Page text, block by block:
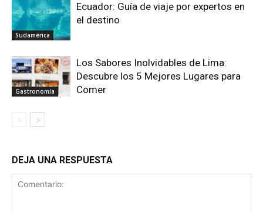
Sudamérica
Ecuador: Guía de viaje por expertos en
el destino
Gastronomía
Los Sabores Inolvidables de Lima:
Descubre los 5 Mejores Lugares para
Comer
DEJA UNA RESPUESTA